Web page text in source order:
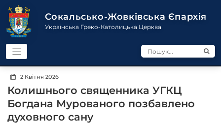
Перейти
контенту
Сокальсько-Жовківська Єпархія
Українська Греко-Католицька Церква
2 Квітня 2026
Колишнього священника УГКЦ
Богдана Мурованого позбавлено
духовного сану